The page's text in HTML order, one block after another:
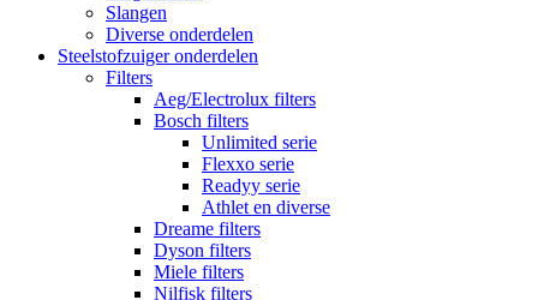
Slangen
Diverse onderdelen
Steelstofzuiger onderdelen
Filters
Aeg/Electrolux filters
Bosch filters
Unlimited serie
Flexxo serie
Readyy serie
Athlet en diverse
Dreame filters
Dyson filters
Miele filters
Nilfisk filters